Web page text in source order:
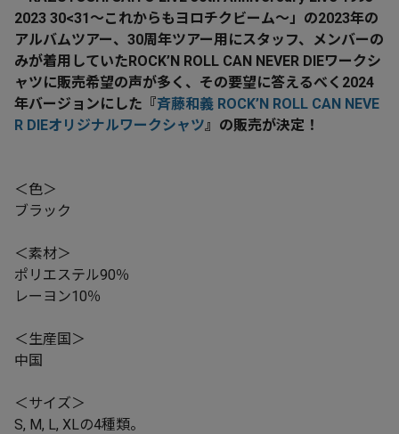
2023 30<31〜これからもヨロチクビーム〜」の2023年の
アルバムツアー、30周年ツアー用にスタッフ、メンバーの
みが着用していたROCK’N ROLL CAN NEVER DIEワークシ
ャツに販売希望の声が多く、その要望に答えるべく2024
年バージョンにした 『斉藤和義 ROCK’N ROLL CAN NEVE
R DIEオリジナルワークシャツ』 の販売が決定！
＜色＞
ブラック
＜素材＞
ポリエステル90％
レーヨン10％
＜生産国＞
中国
＜サイズ＞
S, M, L, XLの4種類。